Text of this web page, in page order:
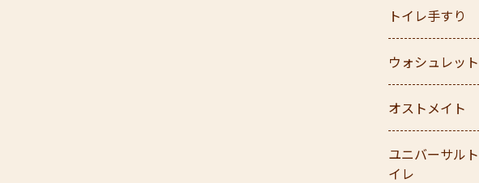
トイレ手すり
ウォシュレット
オストメイト
ユニバーサルト
イレ